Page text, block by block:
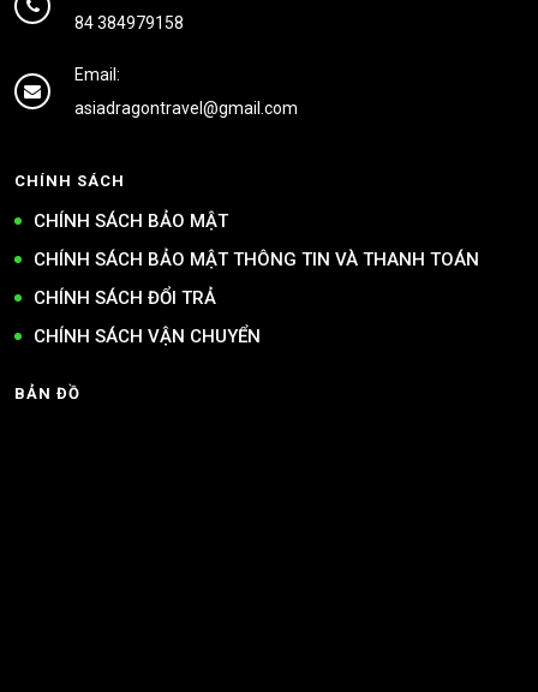
84 384979158
Email:
asiadragontravel@gmail.com
CHÍNH SÁCH
CHÍNH SÁCH BẢO MẬT
CHÍNH SÁCH BẢO MẬT THÔNG TIN VÀ THANH TOÁN
CHÍNH SÁCH ĐỔI TRẢ
CHÍNH SÁCH VẬN CHUYỂN
BẢN ĐỒ